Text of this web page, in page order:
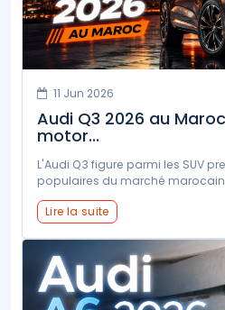
11 Jun 2026
Audi Q3 2026 au
motor...
L'Audi Q3 figure parmi les SUV
populaires du marché marocain.
Lire la suite